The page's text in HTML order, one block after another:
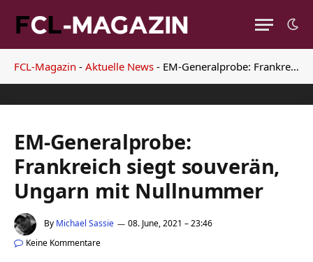
FCL-Magazin - Aktuelle News - EM-Generalprobe: Frankreich siegt souverän, Ungarn mit Nullnummer
EM-Generalprobe:
Frankreich siegt souverän,
Ungarn mit Nullnummer
By Michael Sassie
08. June, 2021 – 23:46
Keine Kommentare